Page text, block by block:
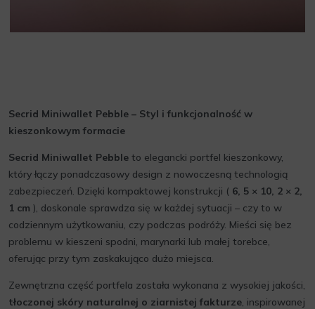
Secrid Miniwallet Pebble – Styl i funkcjonalność w
kieszonkowym formacie
Secrid Miniwallet Pebble to elegancki portfel kieszonkowy,
który łączy ponadczasowy design z nowoczesną technologią
zabezpieczeń. Dzięki kompaktowej konstrukcji ( 6, 5 × 10, 2 × 2,
1 cm ), doskonale sprawdza się w każdej sytuacji – czy to w
codziennym użytkowaniu, czy podczas podróży. Mieści się bez
problemu w kieszeni spodni, marynarki lub małej torebce,
oferując przy tym zaskakująco dużo miejsca.
Zewnętrzna część portfela została wykonana z wysokiej jakości,
tłoczonej skóry naturalnej o ziarnistej fakturze, inspirowanej